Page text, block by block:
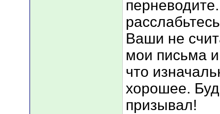
Ваши не
мои письма
что
хорошее.
призывал!